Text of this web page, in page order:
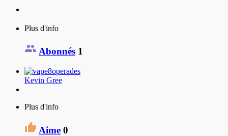
Plus d'info
Abonnés 1
Kevin Gree
Plus d'info
Aime 0